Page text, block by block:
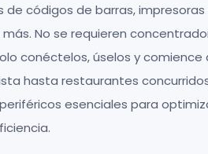
de códigos de barras,
No se requieren
conéctelos, úselos y comience
hasta restaurantes
esenciales para